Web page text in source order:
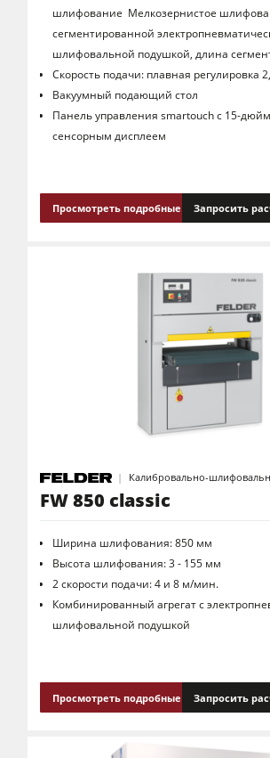
шлифование Мелкозернистое
сегментированной
шлифовальной подушкой, длина
Скорость подачи: плавная регулировка
Вакуумный подающий стол
Панель управления smartouch с 15-
сенсорным дисплеем
Просмотреть подробные сведения
Запросить
Калибровально-
FW 850 classic
Ширина шлифования: 850 мм
Высота шлифования: 3 - 155 мм
2 скорости подачи: 4 и 8 м/мин.
Комбинированный агрегат с
шлифовальной подушкой
Просмотреть подробные сведения
Запросить